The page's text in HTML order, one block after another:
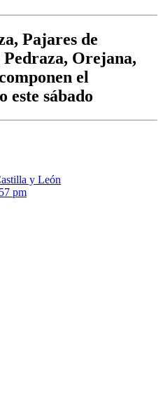
Pajares de
Orejana,
el
este sábado
y León
pm